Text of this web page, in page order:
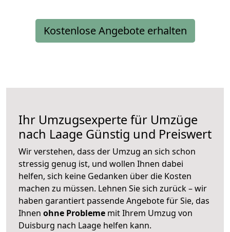
Kostenlose Angebote erhalten
Ihr Umzugsexperte für Umzüge
nach Laage Günstig und Preiswert
Wir verstehen, dass der Umzug an sich schon
stressig genug ist, und wollen Ihnen dabei
helfen, sich keine Gedanken über die Kosten
machen zu müssen. Lehnen Sie sich zurück – wir
haben garantiert passende Angebote für Sie, das
Ihnen ohne Probleme mit Ihrem Umzug von
Duisburg nach Laage helfen kann.